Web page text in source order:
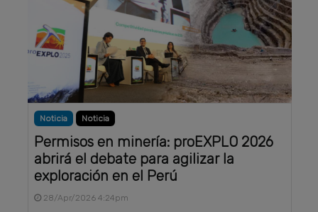
Noticia Noticia
Permisos en minería: proEXPLO 2026
abrirá el debate para agilizar la
exploración en el Perú
28/Apr/2026 4:24pm